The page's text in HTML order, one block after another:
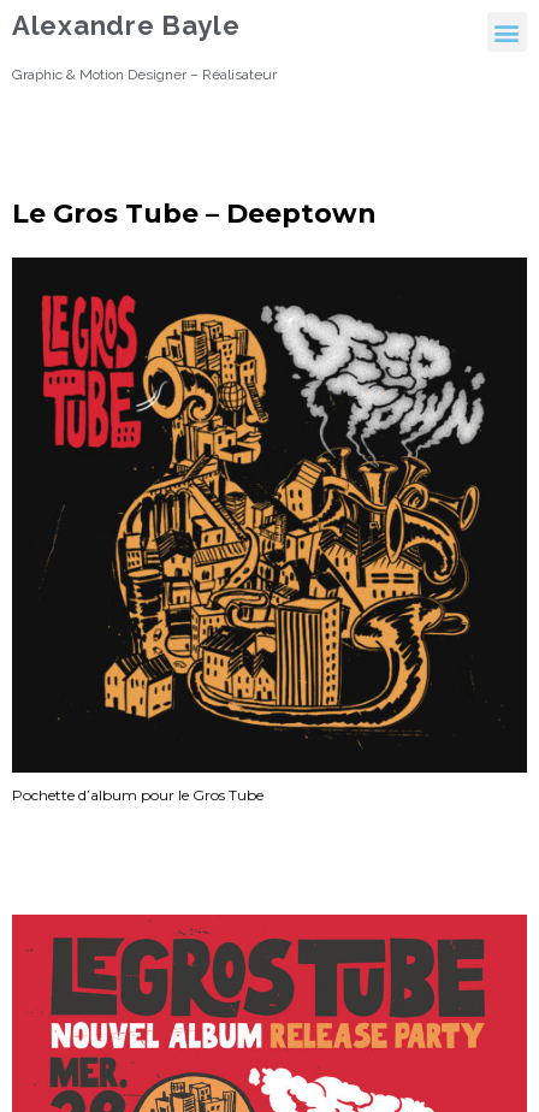
Alexandre Bayle
Graphic & Motion Designer – Réalisateur
Le Gros Tube – Deeptown
Pochette d’album pour le Gros Tube